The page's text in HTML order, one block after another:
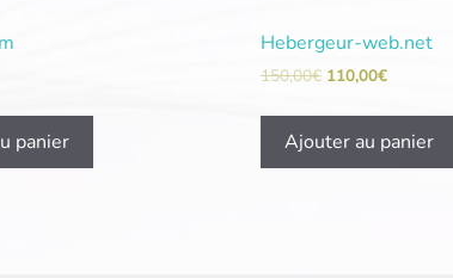
panier
Hebergeur-web.net
150,00€ 110,00€
Ajouter au panier